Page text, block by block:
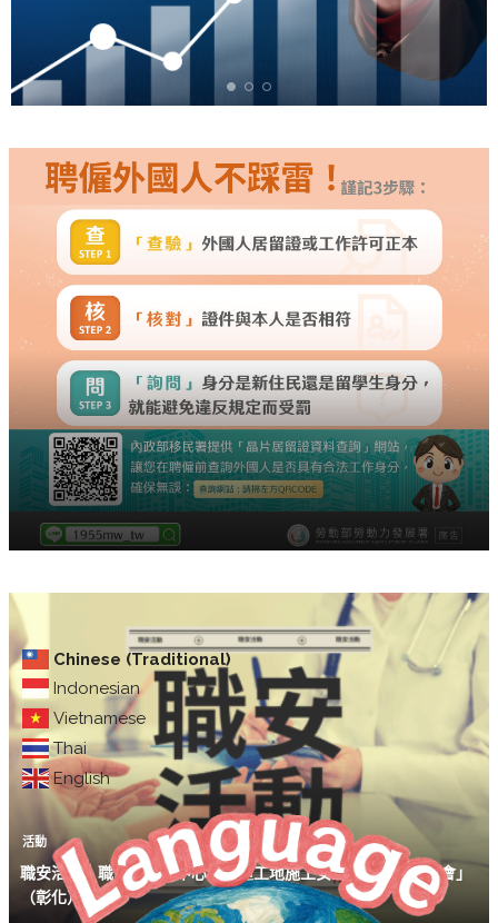
Chinese (Traditional)
Indonesian
Vietnamese
Thai
English
活動
職安活動｜職安署中區中心「營造工地施工安全衛生管理研習會」
（彰化）